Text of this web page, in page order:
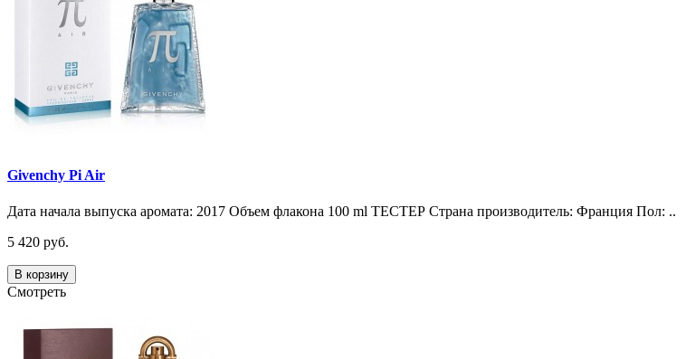
Givenchy Pi Air
Дата начала выпуска аромата: 2017 Объем флакона 100 ml ТЕСТЕР Страна производитель: Франция Пол: ..
5 420 руб.
В корзину
Смотреть